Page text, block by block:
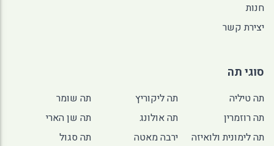
חנות
יצירת קשר
סוגי תה
תה טיליה תה ליקוריץ
תה שומר
תה רוזמרין
תה אולונג
תה שן הארי
תה לימונית ולואיזה
ירבה מאטה
תה סגול